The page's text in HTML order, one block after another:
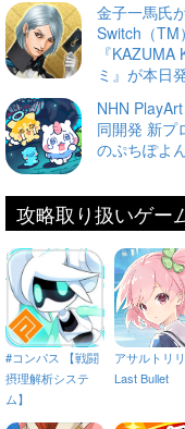
金子一馬氏
Switch（TM
『KAZUMA
ミ』が本日
NHN
同開発 新プ
のぷちぽよ
攻略取り扱いゲー
#コンパス 【戦闘
摂理解析システ
ム】
アサルトリ
Last Bullet